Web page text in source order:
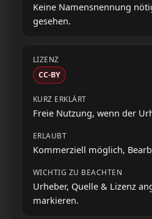
Keine Namensnennung
gesehen.
CC-BY
Freie Nutzung, wenn der
Kommerziell möglich,
Urheber, Quelle & Lizenz
markieren.